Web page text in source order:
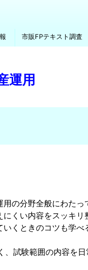
市販FPテキスト調査
運用
の分野全般にわたっ
くい内容をスッキリ
くときのコツも学
試験範囲の内容を